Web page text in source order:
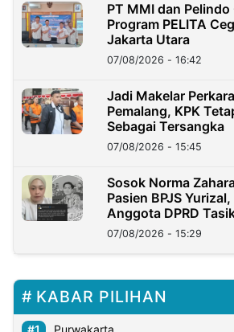
PT MMI dan Pelindo
Program PELITA
Jakarta Utara
07/08/2026 - 16:42
Jadi Makelar
Pemalang, KPK
Sebagai Tersangka
07/08/2026 - 15:45
Sosok Norma
Pasien BPJS
Anggota DPRD
Lukman
07/08/2026 - 15:29
KABAR PILIHAN